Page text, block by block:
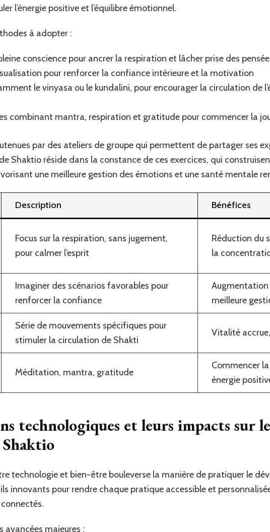
l’énergie positive et l’équilibre émotionnel.
à adopter :
conscience pour ancrer la respiration et lâcher prise des
pour renforcer la confiance intérieure et la motivation
le vinyasa ou le kundalini, pour encourager la circulation de
combinant mantra, respiration et gratitude pour commencer la
par des ateliers de groupe qui permettent de partager ses
Shaktio réside dans la constance de ces exercices, qui
une meilleure gestion des émotions et une santé mentale
Description Bénéfices
Focus sur la respiration, sans jugement,
pour calmer l’esprit
Réduction du
la
Imaginer des scénarios favorables pour
renforcer la confiance
meilleure
Série de mouvements spécifiques pour
stimuler la circulation de Shakti
Vitalité
Méditation, mantra, gratitude
Commencer
énergie
technologiques et leurs impacts sur
technologie et bien-être bouleverse la manière de pratiquer le
innovants pour rendre chaque pratique accessible et
avancées majeures :